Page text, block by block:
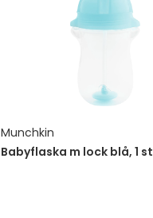
Munchkin
Babyflaska m lock blå, 1 st